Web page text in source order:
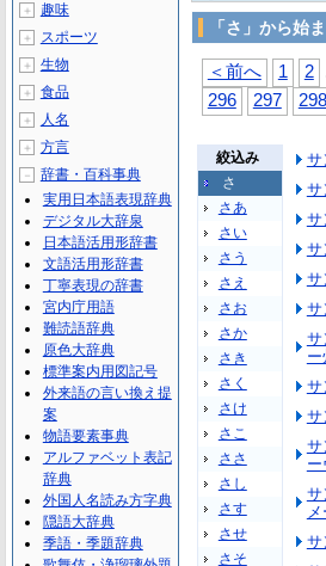
「さ」から始
＜前へ 1 2
296
297 298
絞込み
さ
さあ
さい
さう
さえ
さお
さか
さき
さく
さけ
さこ
ささ
さし
さす
させ
さそ
サ
サ
サ
サ
サ
サ
サ
ー
サ
サ
サ
ー
サ
サ
＋ 趣味
＋ スポーツ
＋ 生物
＋ 食品
＋ 人名
＋ 方言
－
辞書・百科事典
実用日本語表現辞典
デジタル大辞泉
日本語活用形辞書
文語活用形辞書
丁寧表現の辞書
宮内庁用語
難読語辞典
原色大辞典
標準案内用図記号
外来語の言い換え提
案
物語要素事典
アルファベット表記
辞典
外国人名読み方字典
隠語大辞典
季語・季題辞典